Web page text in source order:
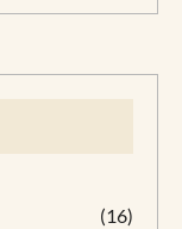
(16)